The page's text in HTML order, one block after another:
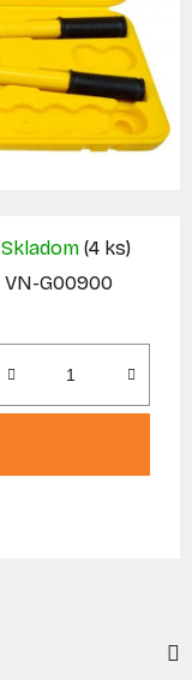
Skladom (4 ks)
VN-G00900